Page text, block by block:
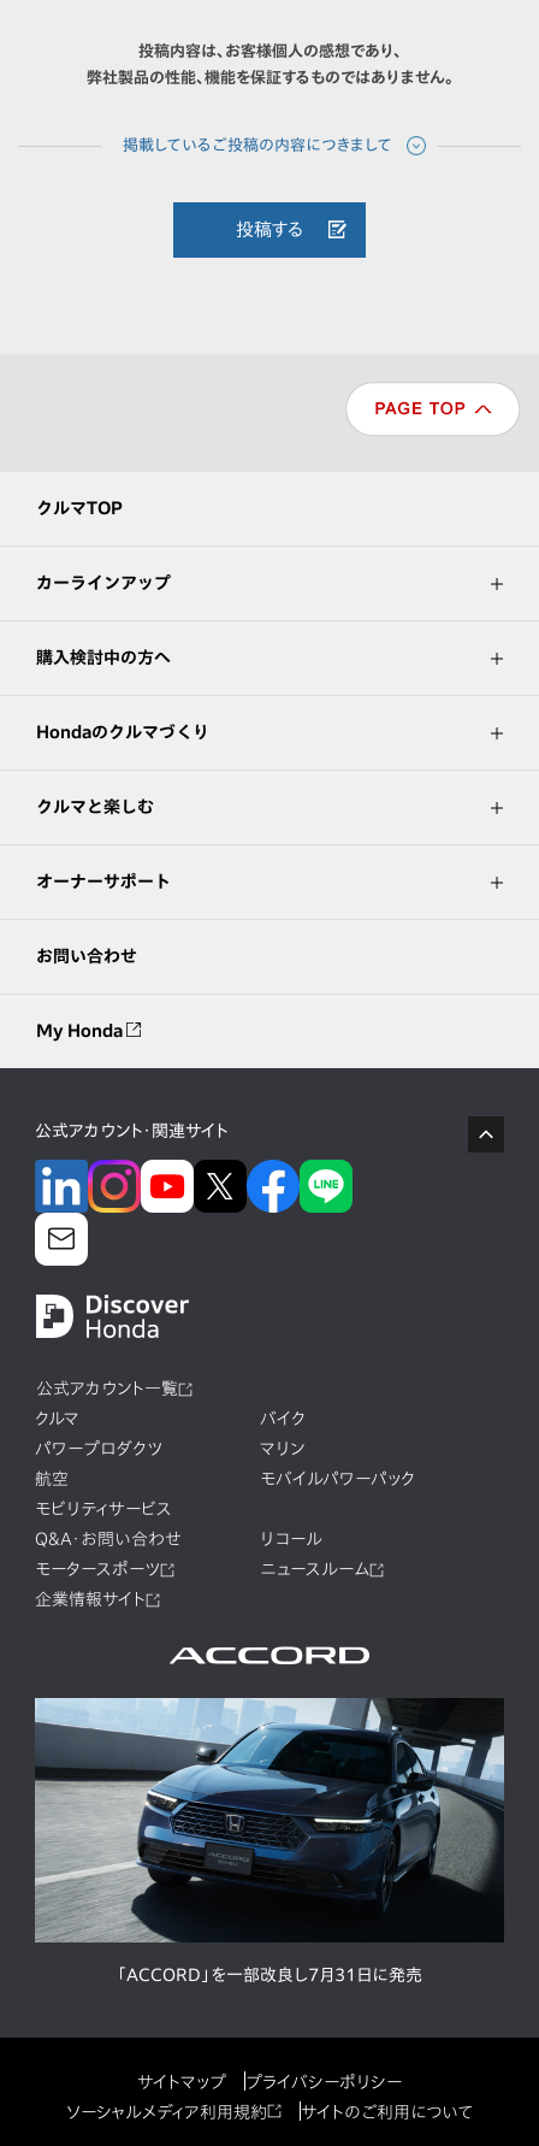
投稿内容は、お客様個人の感想であり、
弊社製品の性能、機能を保証するものではありません。
投稿する
クルマTOP
カーラインアップ
購入検討中の方へ
Hondaのクルマづくり
クルマと楽しむ
オーナーサポート
お問い合わせ
My Honda
公式アカウント・関連サイト
公式アカウント一覧
クルマ
バイク
パワープロダクツ
マリン
航空
モバイルパワーパック
モビリティサービス
Q&A・お問い合わせ
リコール
モータースポーツ
ニュースルーム
企業情報サイト
「ACCORD」を一部改良し7月31日に発売
サイトマップ
プライバシーポリシー
ソーシャルメディア利用規約
サイトのご利用について